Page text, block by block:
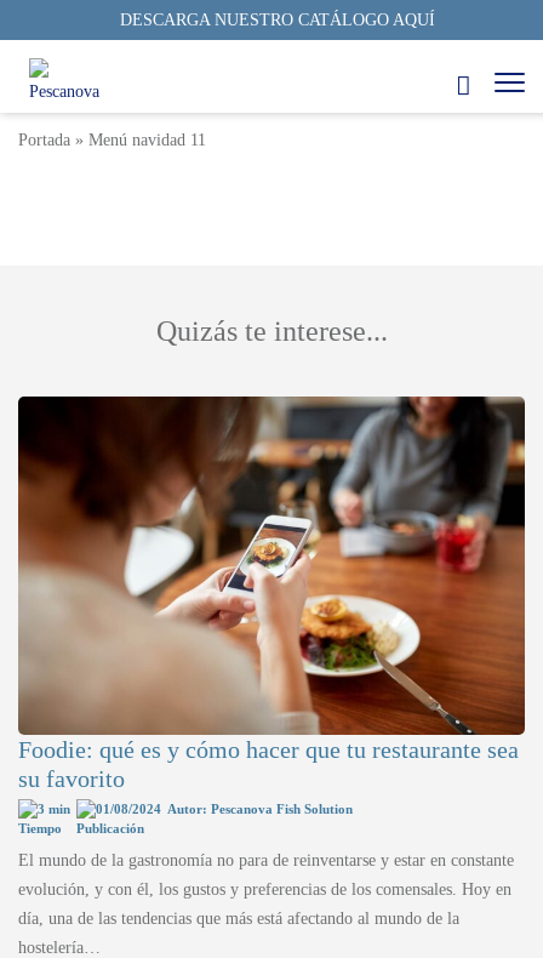
DESCARGA NUESTRO CATÁLOGO AQUÍ
Menú Navidad 11
3 min 27/06/2023 Autor: Pescanova Fish Solutions
Portada » Menú navidad 11
Quizás te interese...
Foodie: qué es y cómo hacer que tu restaurante sea
su favorito
3 min 01/08/2024 Autor: Pescanova Fish Solution
El mundo de la gastronomía no para de reinventarse y estar en constante
evolución, y con él, los gustos y preferencias de los comensales. Hoy en
día, una de las tendencias que más está afectando al mundo de la
hostelería…